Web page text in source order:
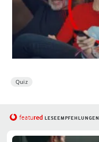
Quiz
featured LESEEMPFEHLUNGEN